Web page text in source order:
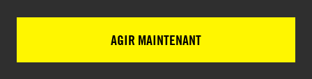
AGIR MAINTENANT